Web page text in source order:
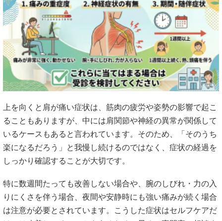
上を向くと肩が痛い症状は、筋肉の疲労や姿勢の影響で起こ
ることもありますが、中には肩関節や神経の異常が関係して
いるケースもあると言われています。そのため、「そのうち
楽になるだろう」と我慢し続けるのではなく、症状の経過を
しっかり確認することが大切です。
特に数週間たっても改善しない場合や、腕のしびれ・力の入
りにくさを伴う場合、夜間や安静時にも強い痛みが続く場合
は注意が必要とされています。こうした症状はセルフケアだ